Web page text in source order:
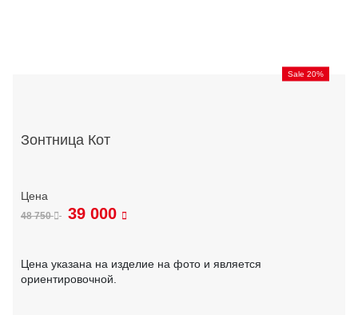
Sale 20%
Зонтница Кот
48 750 39 000
Цена указана на изделие на фото и является
ориентировочной.